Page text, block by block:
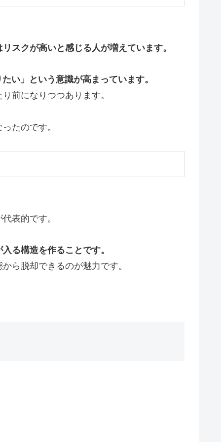
スクが高いと感じる人が増えています。
い」という意識が高まっています。
前になりつつあります。
たのです。
表的です。
る構造を作ることです。
ら脱却できるのが魅力です。